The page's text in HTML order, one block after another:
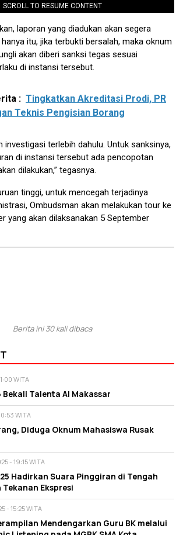
SCROLL TO RESUME CONTENT
laporan yang diadukan akan segera
itu, jika terbukti bersalah, maka oknum
akan diberi sanksi tegas sesuai
di instansi tersebut.
: Tingkatkan Akreditasi Prodi, PR
Teknis Pengisian Borang
investigasi terlebih dahulu. Untuk sanksinya,
di instansi tersebut ada pencopotan
dilakukan,” tegasnya.
tinggi, untuk mencegah terjadinya
Ombudsman akan melakukan tour ke
yang akan dilaksanakan 5 September
Berita ini 30 kali dibaca
WITA
Bekali Talenta AI Makassar
WITA
Diduga Oknum Mahasiswa Rusak
- 19:15 WITA
Hadirkan Suara Pinggiran di Tengah
Ekspresi
- 15:25 WITA
Mendengarkan Guru BK melalui